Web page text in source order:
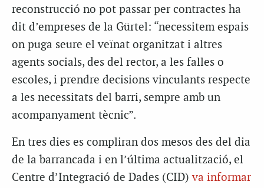
reconstrucció no pot passar per contractes ha
dit d’empreses de la Gürtel: “necessitem espais
on puga seure el veïnat organitzat i altres
agents socials, des del rector, a les falles o
escoles, i prendre decisions vinculants respecte
a les necessitats del barri, sempre amb un
acompanyament tècnic”.
En tres dies es compliran dos mesos des del dia
de la barrancada i en l’última actualització, el
Centre d’Integració de Dades (CID)va informar